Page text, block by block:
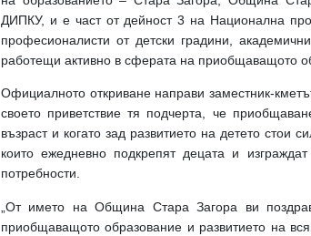
ДИПКУ, и е част от дейност 3 на Национална
професионалисти от детски градини,
работещи активно в сферата на приобщаващото
Официалното откриване направи заместник-
своето приветствие тя подчерта, че
възраст и когато зад развитието на детето стои
които ежедневно подкрепят децата и
потребности.
„От името на Община Стара Загора ви
приобщаващото образование и развитието на